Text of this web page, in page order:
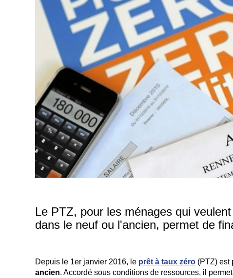
Le PTZ, pour les ménages qui
dans le neuf ou l'ancien, permet de
Depuis le 1er janvier 2016, le prêt à taux zéro (PTZ) est
ancien. Accordé sous conditions de ressources, il